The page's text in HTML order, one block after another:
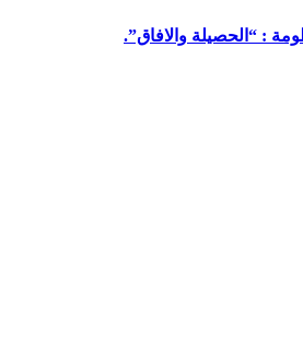
: “الحصيلة والافاق”.